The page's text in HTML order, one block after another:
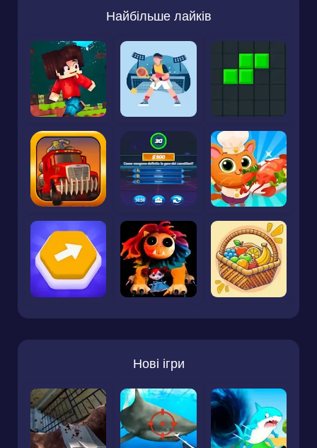
Найбільше лайків
Нові ігри